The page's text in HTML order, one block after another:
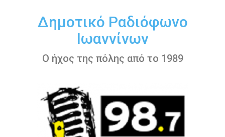
περιεχόμενοΔημοτικό Ραδιόφωνο
Ιωαννίνων
Ο ήχος της πόλης από το 1989